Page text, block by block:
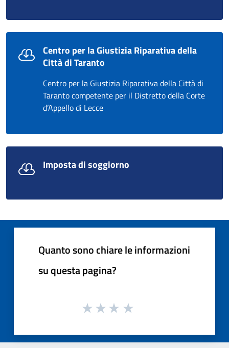
Centro per la Giustizia Riparativa della
Città di Taranto
Centro per la Giustizia Riparativa della Città di
Taranto competente per il Distretto della Corte
d’Appello di Lecce
Imposta di soggiorno
Quanto sono chiare le informazioni
su questa pagina?